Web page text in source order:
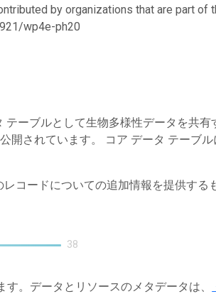
by organizations that are part of
wp4e-ph20
ーブルとして生物多様性データを共有
開されています。 コア データ テーブル
コードについての追加情報を提供する
38
。データとリソースのメタデータは、